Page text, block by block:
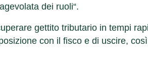
dei ruoli“.
gettito tributario in tempi
con il fisco e di uscire,